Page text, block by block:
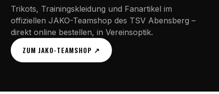
Trikots, Trainingskleidung und Fanartikel im
offiziellen JAKO-Teamshop des TSV Abensberg –
direkt online bestellen, in Vereinsoptik.
ZUM JAKO-TEAMSHOP ↗